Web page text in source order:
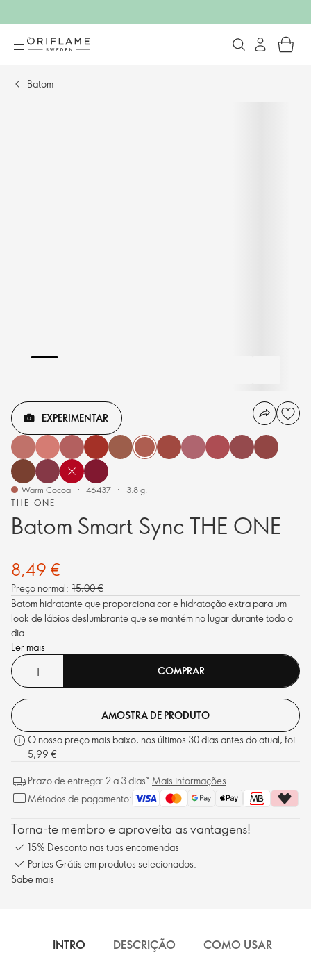
Batom
THE ONE
Batom Smart Sync THE ONE
EXPERIMENTAR
Warm Cocoa 46437 3.8 g.
8,49 €
Preço normal: 15,00 €
Batom hidratante que proporciona cor e hidratação extra para um
look de lábios deslumbrante que se mantém no lugar durante todo o
dia.
Ler mais
COMPRAR
AMOSTRA DE PRODUTO
O nosso preço mais baixo, nos últimos 30 dias antes do atual, foi
5,99 €
Prazo de entrega: 2 a 3 dias* Mais informações
Métodos de pagamento:
Torna-te membro e aproveita as vantagens!
15% Desconto nas tuas encomendas
Portes Grátis em produtos selecionados.
Sabe mais
INTRO DESCRIÇÃO COMO USAR